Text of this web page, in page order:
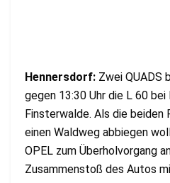
Hennersdorf: Zwei QUADS
gegen 13:30 Uhr die L 60
Finsterwalde. Als die beiden
einen Waldweg abbiegen
OPEL zum Überholvorgang
Zusammenstoß des Autos